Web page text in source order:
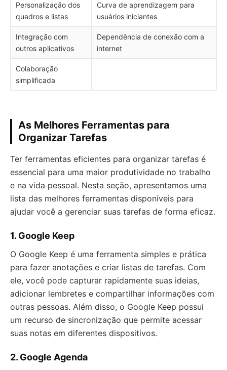
Personalização dos
quadros e listas
Curva de aprendizagem para
usuários iniciantes
Integração com
outros aplicativos
Dependência de conexão com a
internet
Colaboração
simplificada
As Melhores Ferramentas para
Organizar Tarefas
Ter ferramentas eficientes para organizar tarefas é
essencial para uma maior produtividade no trabalho
e na vida pessoal. Nesta seção, apresentamos uma
lista das melhores ferramentas disponíveis para
ajudar você a gerenciar suas tarefas de forma eficaz.
1. Google Keep
O Google Keep é uma ferramenta simples e prática
para fazer anotações e criar listas de tarefas. Com
ele, você pode capturar rapidamente suas ideias,
adicionar lembretes e compartilhar informações com
outras pessoas. Além disso, o Google Keep possui
um recurso de sincronização que permite acessar
suas notas em diferentes dispositivos.
2. Google Agenda